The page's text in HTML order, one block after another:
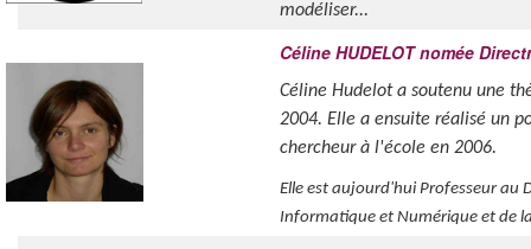
modéliser...
Céline HUDELOT nomée
Céline Hudelot a soutenu une
2004. Elle a ensuite réalisé un
chercheur à l'école en 2006.
Elle est aujourd'hui Professeur
Informatique et Numérique et de